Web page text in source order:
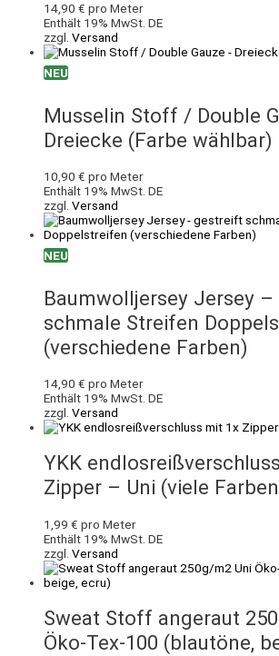
14,90 € pro Meter
Enthält 19% MwSt. DE
zzgl. Versand
NEU
Musselin Stoff / Double
Dreiecke (Farbe wählbar)
10,90 € pro Meter
Enthält 19% MwSt. DE
zzgl. Versand
NEU
Baumwolljersey Jersey
schmale Streifen
(verschiedene Farben)
14,90 € pro Meter
Enthält 19% MwSt. DE
zzgl. Versand
YKK
Zipper – Uni (viele
1,99 € pro Meter
Enthält 19% MwSt. DE
zzgl. Versand
Sweat Stoff angeraut
Öko-Tex-100 (blautöne,